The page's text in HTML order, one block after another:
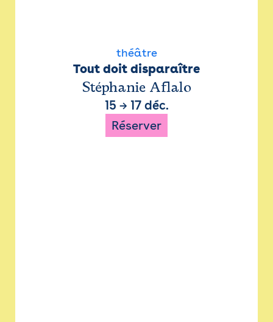
théâtre
Tout doit disparaître
Stéphanie Aflalo
15 → 17 déc.
Réserver